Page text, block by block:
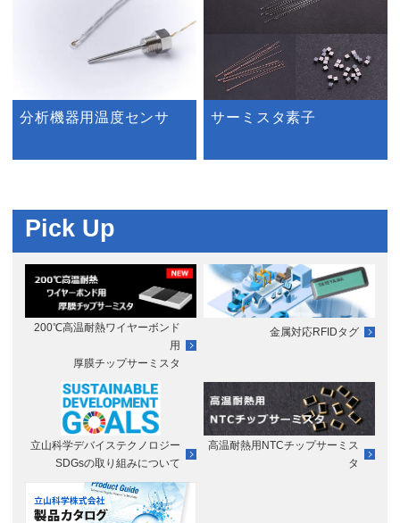
分析機器用温度センサ サーミスタ素子
Pick Up
200℃高温耐熱ワイヤーボンド
用
厚膜チップサーミスタ
金属対応RFIDタグ
立山科学デバイステクノロジー
SDGsの取り組みについて
高温耐熱用NTCチップサーミス
タ